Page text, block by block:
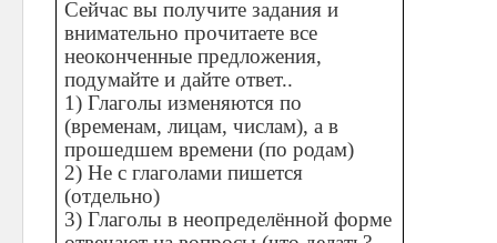
Сейчас вы получите задания и
внимательно прочитаете все
неоконченные предложения,
подумайте и дайте ответ..
1) Глаголы изменяются по
(временам, лицам, числам), а в
прошедшем времени (по родам)
2) Не с глаголами пишется
(отдельно)
3) Глаголы в неопределённой форме